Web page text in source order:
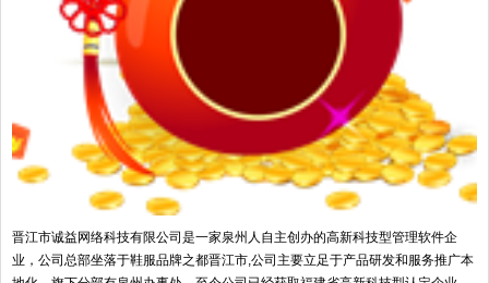
晋江市诚益网络科技有限公司是一家泉州人自主创办的高新科技型管理软件企
业，公司总部坐落于鞋服品牌之都晋江市,公司主要立足于产品研发和服务推广本